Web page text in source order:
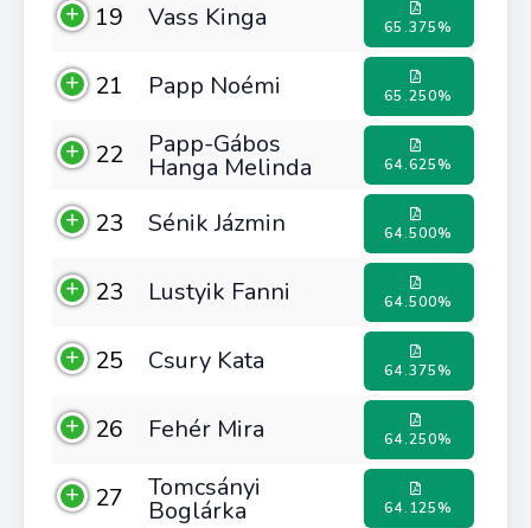
19 Vass Kinga 65.375%
21 Papp Noémi 65.250%
22 Papp-Gábos
Hanga Melinda 64.625%
23 Sénik Jázmin 64.500%
23 Lustyik Fanni 64.500%
25 Csury Kata 64.375%
26 Fehér Mira 64.250%
27 Tomcsányi
Boglárka 64.125%